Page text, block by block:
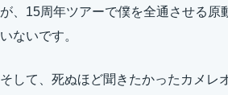
が、15周年ツアーで僕を全通させる原
いないです。
そして、死ぬほど聞きたかったカメレ